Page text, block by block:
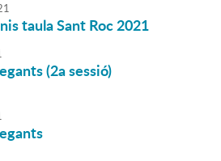
taula Sant Roc 2021
(2a sessió)